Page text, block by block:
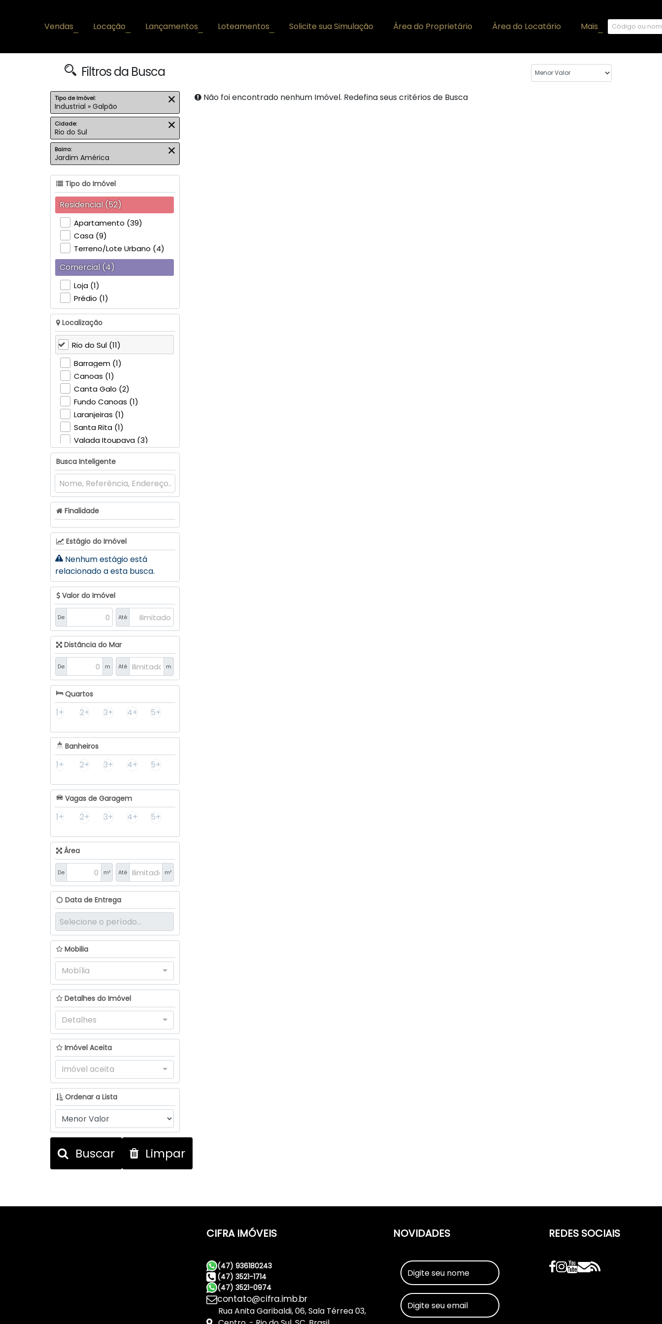
Mais
Área do Locatário
Área do Proprietário
Solicite sua Simulação
Loteamentos
Lançamentos
Locação
Vendas
Filtros da Busca
Tipo de Imóvel:
Industrial » Galpão
Cidade:
Rio do Sul
Bairro:
Jardim América
Tipo do Imóvel
Residencial (52)
Apartamento (39)
Casa (9)
Terreno/Lote Urbano (4)
Comercial (4)
Loja (1)
Prédio (1)
Sala Comercial (2)
Misto (1)
Localização
Rio do Sul (11)
Barragem (1)
Canoas (1)
Canta Galo (2)
Fundo Canoas (1)
Laranjeiras (1)
Santa Rita (1)
Valada Itoupava (3)
Valada São Paulo (1)
Lontras (2)
Centro (1)
Francisco Rauh (1)
Busca Inteligente
Finalidade
Estágio do Imóvel
Nenhum estágio está
relacionado a esta busca.
Valor do Imóvel
De Até
Distância do Mar
De m Até m
Quartos
1+ 2+ 3+ 4+ 5+
Banheiros
1+ 2+ 3+ 4+ 5+
Vagas de Garagem
1+ 2+ 3+ 4+ 5+
Área
De m² Até m²
Data de Entrega
Mobilia
Mobília
Detalhes do Imóvel
Detalhes
Imóvel Aceita
Imóvel aceita
Ordenar a Lista
Buscar Limpar
Não foi encontrado nenhum Imóvel. Redefina seus critérios de Busca
CIFRA IMÓVEIS
(47) 936180243
(47) 3521-1714
(47) 3521-0974
contato@cifra.imb.br
Rua Anita Garibaldi,06,Sala Térrea 03,
NOVIDADES REDES SOCIAIS